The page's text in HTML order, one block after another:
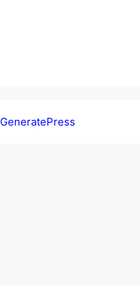
GeneratePress